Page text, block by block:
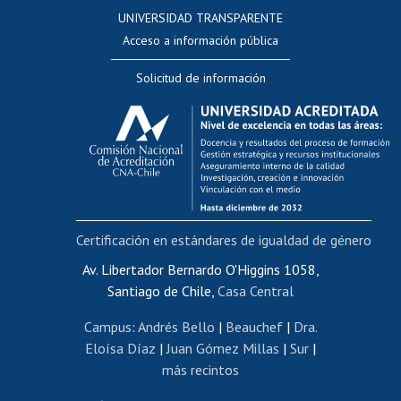
Evaluación docente
Calificación académica
Postulación al AUCAI
Funcionarias/os
Cursos internos de capacitación
Bienestar del personal
Portal de movilidad interna
Certificado de renta
Certificado de renta honorarios
Editar páginas blancas
Extranjeras/os
UNIVERSIDAD TRANSPARENTE
Acceso a información pública
Solicitud de información
Av. Libertador Bernardo O'Higgins 1058,
Santiago de Chile, Casa Central
Campus: Andrés Bello | Beauchef| Dra.
Eloísa Díaz |Juan Gómez Millas | Sur |
más recintos
Certificación en estándares de igualdad de género